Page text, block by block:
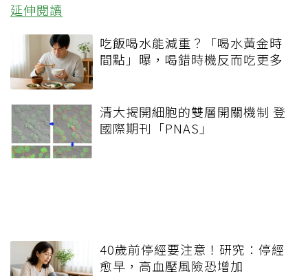
延伸閱讀
吃飯喝水能減重？「喝水黃金時
間點」曝，喝錯時機反而吃更多
清大揭開細胞的雙層開關機制 登
國際期刊「PNAS」
40歲前停經要注意！研究：停經
愈早，高血壓風險恐增加